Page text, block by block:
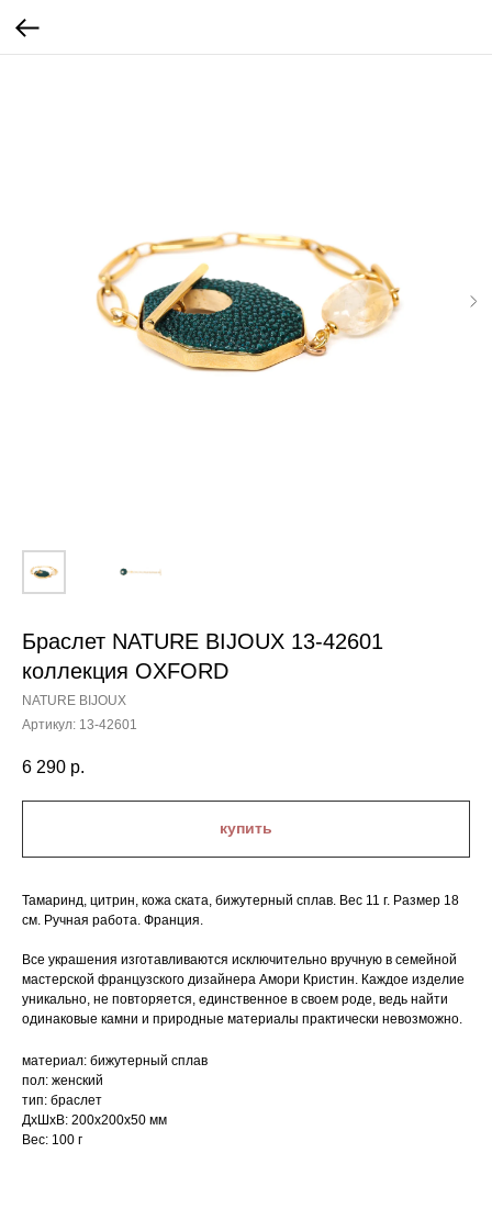
Браслет NATURE BIJOUX 13-42601
коллекция OXFORD
NATURE BIJOUX
Артикул: 13-42601
6 290 р.
купить
Тамаринд, цитрин, кожа ската, бижутерный сплав. Вес 11 г. Размер 18
см. Ручная работа. Франция.
Все украшения изготавливаются исключительно вручную в семейной
мастерской французского дизайнера Амори Кристин. Каждое изделие
уникально, не повторяется, единственное в своем роде, ведь найти
одинаковые камни и природные материалы практически невозможно.
материал: бижутерный сплав
пол: женский
тип: браслет
ДxШxВ: 200x200x50 мм
Вес: 100 г